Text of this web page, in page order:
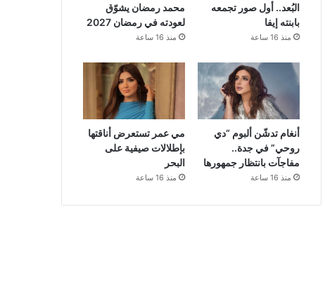
البُعد.. أول صور تجمعه
بابنته إيفا
منذ 16 ساعة
محمد رمضان يشوّق
لعودته في رمضان 2027
منذ 16 ساعة
أنغام تدشّن ألبوم “دي
روحي” في جدة..
مفاجآت بانتظار جمهورها
منذ 16 ساعة
مي عمر تستعرض أناقتها
بإطلالات صيفية على
البحر
منذ 16 ساعة